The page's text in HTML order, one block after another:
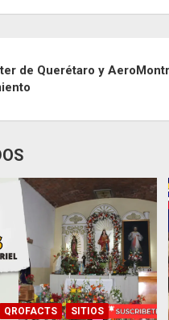
de Querétaro y
QROFACTS SITIOS